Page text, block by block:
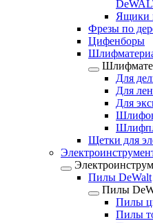
Ящики
Фрезы по
Цифенборы
Для
Для
Для
Щетки для
Пилы DeWalt
Пилы
Пилы
Пилы